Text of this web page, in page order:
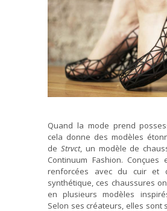
Quand la mode prend
cela donne des modèles
de Strvct, un modèle de
Continuum Fashion. Conçues
renforcées avec du cuir et
synthétique, ces chaussures
en plusieurs modèles
Selon ses créateurs, elles sont